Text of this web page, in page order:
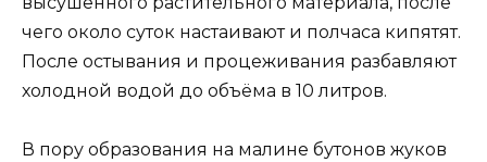
чего около суток настаивают и полчаса кипятят.
После остывания и процеживания разбавляют
холодной водой до объёма в 10 литров.
В пору образования на малине бутонов жуков